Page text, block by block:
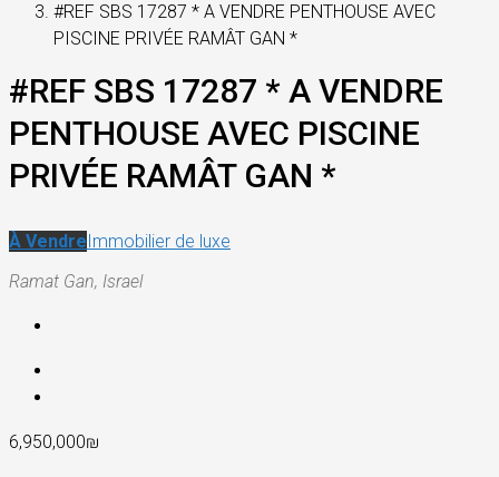
#REF SBS 17287 * A VENDRE PENTHOUSE AVEC
PISCINE PRIVÉE RAMÂT GAN *
#REF SBS 17287 * A VENDRE
PENTHOUSE AVEC PISCINE
PRIVÉE RAMÂT GAN *
À VendreImmobilier de luxe
Ramat Gan, Israel
6,950,000₪